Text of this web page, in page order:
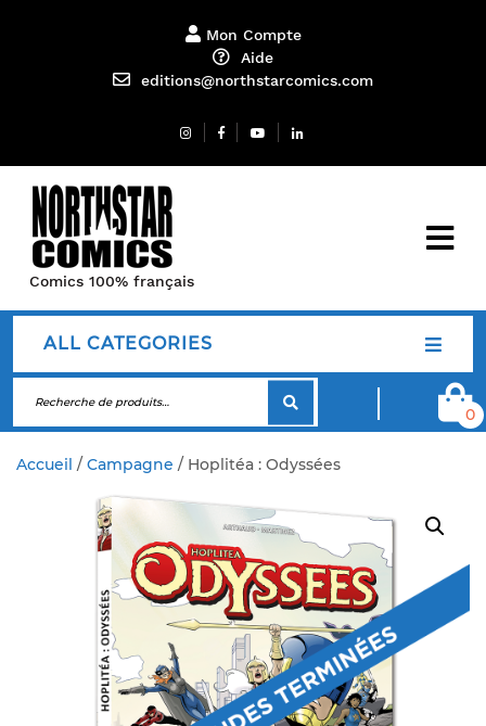
Mon Compte
Aide
editions@northstarcomics.com
Comics 100% français
ALL CATEGORIES
0
Accueil / Campagne / Hoplitéa : Odyssées